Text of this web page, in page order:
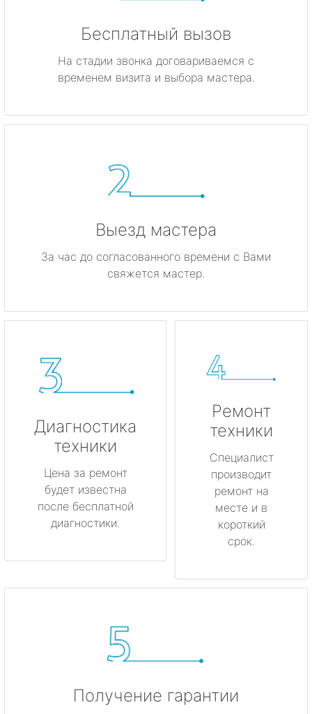
Бесплатный вызов
На стадии звонка договариваемся с
временем визита и выбора мастера.
Выезд мастера
За час до согласованного времени с Вами
свяжется мастер.
Диагностика
техники
Цена за ремонт
будет известна
после бесплатной
диагностики.
Ремонт
техники
Специалист
производит
ремонт на
месте и в
короткий
срок.
Получение гарантии